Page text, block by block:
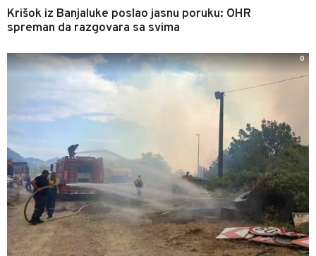
Krišok iz Banjaluke poslao jasnu poruku: OHR
spreman da razgovara sa svima
0